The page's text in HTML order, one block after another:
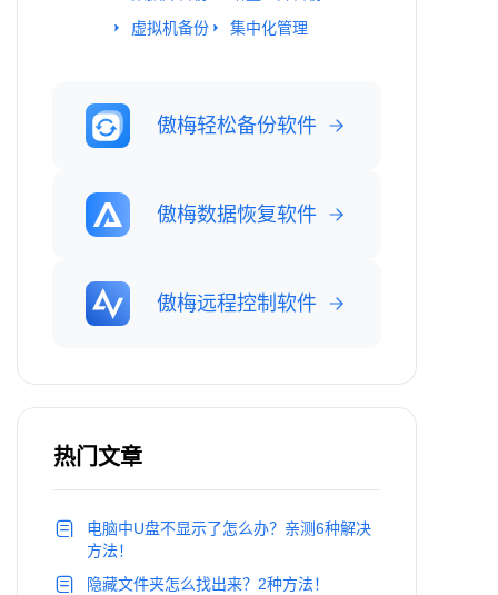
虚拟机备份
集中化管理
傲梅轻松备份软件
傲梅数据恢复软件
傲梅远程控制软件
热门文章
电脑中U盘不显示了怎么办？亲测6种解决
方法！
隐藏文件夹怎么找出来？2种方法！